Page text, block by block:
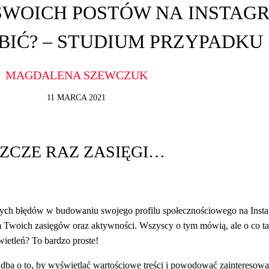
POSTÓW NA
– STUDIUM PRZYPADKU
MAGDALENA SZEWCZUK
11 MARCA 2021
RAZ ZASIĘGI…
błędów w budowaniu swojego profilu społecznościowego na
zasięgów oraz aktywności. Wszyscy o tym mówią, ale o co
To bardzo proste!
o to, by wyświetlać wartościowe treści i powodować